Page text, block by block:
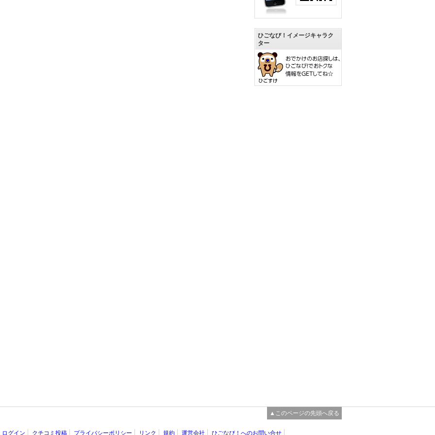
ひごなび！イメージキャラク
ター
▲このページの先頭へ戻る
ログイン クチコミ投稿 プライバシーポリシー リンク 規約 運営会社 ひごなび！へのお問い合せ